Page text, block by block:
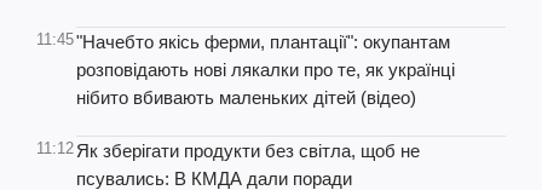
11:45"Начебто якісь ферми, плантації": окупантам
розповідають нові лякалки про те, як українці
нібито вбивають маленьких дітей (відео)
11:12 Як зберігати продукти без світла, щоб не
псувались: В КМДА дали поради